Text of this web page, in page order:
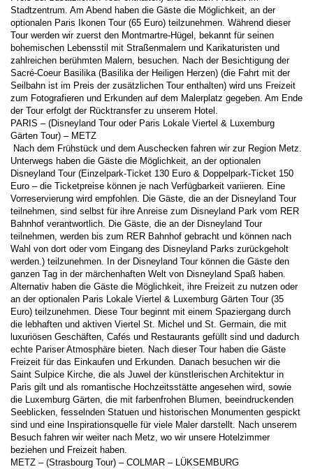
Stadtzentrum. Am Abend haben die Gäste die Möglichkeit, an der
optionalen Paris Ikonen Tour (65 Euro) teilzunehmen. Während dieser
Tour werden wir zuerst den Montmartre-Hügel, bekannt für seinen
bohemischen Lebensstil mit Straßenmalern und Karikaturisten und
zahlreichen berühmten Malern, besuchen. Nach der Besichtigung der
Sacré-Coeur Basilika (Basilika der Heiligen Herzen) (die Fahrt mit der
Seilbahn ist im Preis der zusätzlichen Tour enthalten) wird uns Freizeit
zum Fotografieren und Erkunden auf dem Malerplatz gegeben. Am Ende
der Tour erfolgt der Rücktransfer zu unserem Hotel.
PARIS – (Disneyland Tour oder Paris Lokale Viertel & Luxemburg
Gärten Tour) – METZ
Unterwegs haben die Gäste die Möglichkeit, an der optionalen
Disneyland Tour (Einzelpark-Ticket 130 Euro & Doppelpark-Ticket 150
Euro – die Ticketpreise können je nach Verfügbarkeit variieren. Eine
Vorreservierung wird empfohlen. Die Gäste, die an der Disneyland Tour
teilnehmen, sind selbst für ihre Anreise zum Disneyland Park vom RER
Bahnhof verantwortlich. Die Gäste, die an der Disneyland Tour
teilnehmen, werden bis zum RER Bahnhof gebracht und können nach
Wahl von dort oder vom Eingang des Disneyland Parks zurückgeholt
werden.) teilzunehmen. In der Disneyland Tour können die Gäste den
ganzen Tag in der märchenhaften Welt von Disneyland Spaß haben.
Alternativ haben die Gäste die Möglichkeit, ihre Freizeit zu nutzen oder
an der optionalen Paris Lokale Viertel & Luxemburg Gärten Tour (35
Euro) teilzunehmen. Diese Tour beginnt mit einem Spaziergang durch
die lebhaften und aktiven Viertel St. Michel und St. Germain, die mit
luxuriösen Geschäften, Cafés und Restaurants gefüllt sind und dadurch
echte Pariser Atmosphäre bieten. Nach dieser Tour haben die Gäste
Freizeit für das Einkaufen und Erkunden. Danach besuchen wir die
Saint Sulpice Kirche, die als Juwel der künstlerischen Architektur in
Paris gilt und als romantische Hochzeitsstätte angesehen wird, sowie
die Luxemburg Gärten, die mit farbenfrohen Blumen, beeindruckenden
Seeblicken, fesselnden Statuen und historischen Monumenten gespickt
sind und eine Inspirationsquelle für viele Maler darstellt. Nach unserem
Besuch fahren wir weiter nach Metz, wo wir unsere Hotelzimmer
beziehen und Freizeit haben.
METZ – (Strasbourg Tour) – COLMAR – LÜKSEMBURG